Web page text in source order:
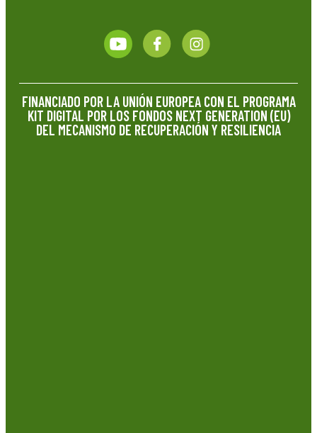
FINANCIADO POR LA UNIÓN EUROPEA CON EL PROGRAMA
KIT DIGITAL POR LOS FONDOS NEXT GENERATION (EU)
DEL MECANISMO DE RECUPERACIÓN Y RESILIENCIA